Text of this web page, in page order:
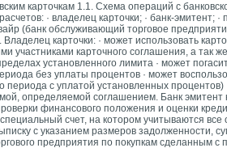
карточкам 1.1. Схема операций с
· владелец карточки; · банк-эмитент;
(банк обслуживающий торговое
карточки: · может использовать
участниками карточного соглашения, а так
установленного лимита · может
без уплаты процентов · может
периода с уплатой установленных процентов)
определяемой соглашением. Банк эмитент
финансового положения и оценки
счет, на котором учитываются
с указанием размеров задолженности,
предприятия по покупкам сделанным